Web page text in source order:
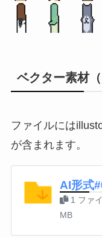
ベクター素材
ファイルには
が含まれます。
AI形式
1 ファ
MB